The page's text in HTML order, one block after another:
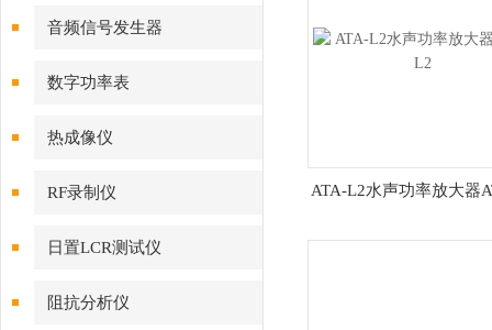
音频信号发生器
数字功率表
热成像仪
RF录制仪
日置LCR测试仪
阻抗分析仪
ATA-L2水声功率放大器